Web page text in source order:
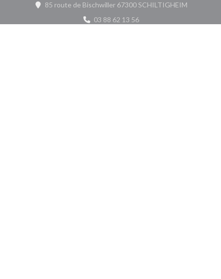
85 route de Bischwiller 67300 SCHILTIGHEIM
03 88 62 13 56